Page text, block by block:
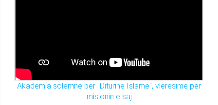
Akademia solemne për "Diturinë Islame", vlerësime për
misionin e saj